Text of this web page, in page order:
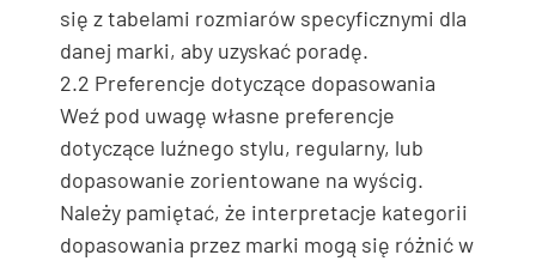
się z tabelami rozmiarów specyficznymi dla
danej marki, aby uzyskać poradę.
2.2 Preferencje dotyczące dopasowania
Weź pod uwagę własne preferencje
dotyczące luźnego stylu, regularny, lub
dopasowanie zorientowane na wyścig.
Należy pamiętać, że interpretacje kategorii
dopasowania przez marki mogą się różnić w